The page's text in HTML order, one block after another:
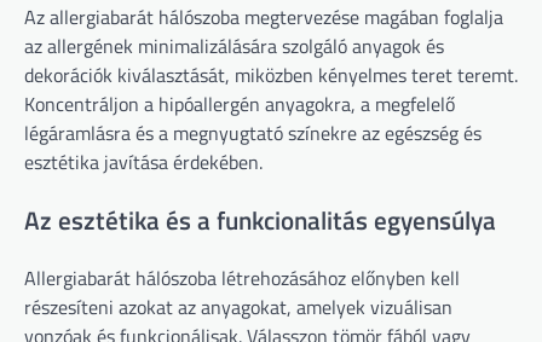
Az allergiabarát hálószoba megtervezése magában foglalja
az allergének minimalizálására szolgáló anyagok és
dekorációk kiválasztását, miközben kényelmes teret teremt.
Koncentráljon a hipóallergén anyagokra, a megfelelő
légáramlásra és a megnyugtató színekre az egészség és
esztétika javítása érdekében.
Az esztétika és a funkcionalitás egyensúlya
Allergiabarát hálószoba létrehozásához előnyben kell
részesíteni azokat az anyagokat, amelyek vizuálisan